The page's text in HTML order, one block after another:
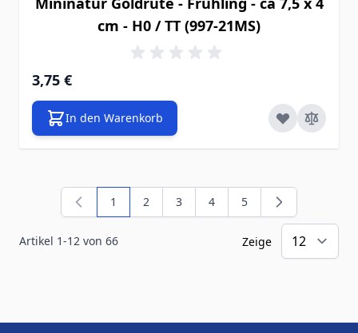
cm - H0 / TT (997-21MS)
3,75 €
In den Warenkorb
Artikel 1-12 von 66
Sie lesen gerade die Seite
1 Seite
2 Seite
3 Seite
4 Seite
5
Zeige